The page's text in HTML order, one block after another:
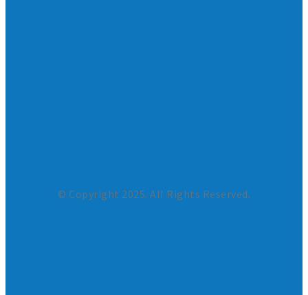
© Copyright 2025. All Rights Reserved.